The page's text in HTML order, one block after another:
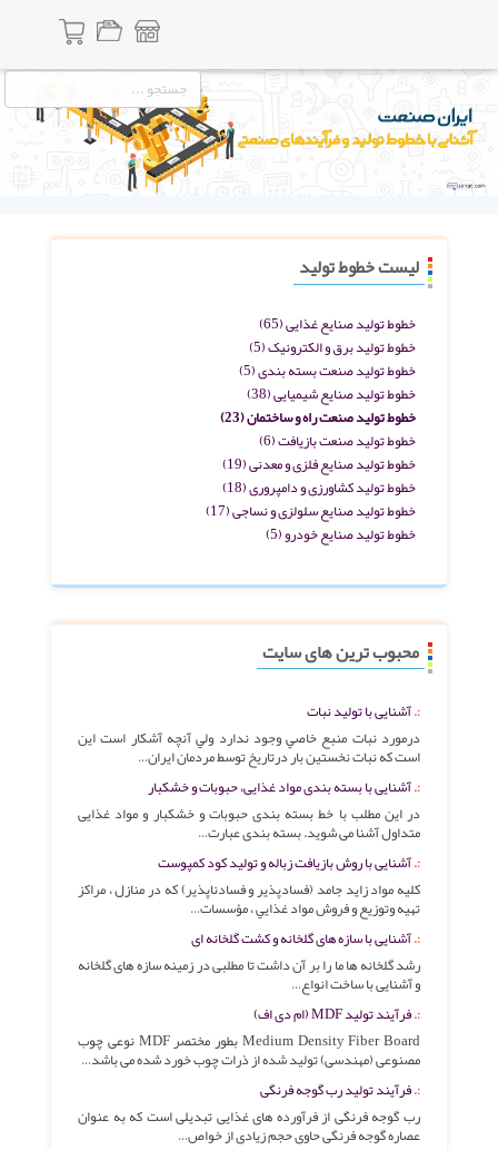
لیست خطوط تولید
خطوط تولید صنایع غذایی(65)
خطوط تولید برق و الکترونیک(5)
خطوط تولید صنعت بسته بندی(5)
خطوط تولید صنایع شیمیایی(38)
خطوط تولید صنعت راه و ساختمان(23)
خطوط تولید صنعت بازیافت(6)
خطوط تولید صنایع فلزی و معدنی(19)
خطوط تولید کشاورزی و دامپروری(18)
خطوط تولید صنایع سلولزی و نساجی(17)
خطوط تولید صنایع خودرو(5)
محبوب ترین های سایت
آشنایی با تولید نبات
درمورد نبات منبع خاصي وجود ندارد ولي آنچه آشکار است اين
است که نبات نخستين بار درتاريخ توسط مردمان ايران…
آشنایی با بسته بندی مواد غذایی، حبوبات و خشکبار
در این مطلب با خط بسته بندی حبوبات و خشکبار و مواد غذایی
متداول آشنا می شوید. بسته بندی عبارت…
آشنایی با روش بازیافت زباله و تولید کود کمپوست
کليه مواد زايد جامد (فسادپذير و فسادناپذير) که در منازل ، مراکز
تهيه وتوزيع و فروش مواد غذايي ، مؤسسات…
آشنایی با سازه های گلخانه و کشت گلخانه ای
رشد گلخانه ها ما را بر آن داشت تا مطلبی در زمینه سازه های گلخانه
و آشنایی با ساخت انواع…
فرآیند تولید MDF (ام دی اف)
Medium Density Fiber Board بطور مختصر MDF نوعی چوب
مصنوعی (مهندسی) تولید شده از ذرات چوب خورد شده می باشد…
فرآیند تولید رب گوجه فرنگی
رب گوجه فرنگی از فرآورده های غذایی تبدیلی است که به عنوان
عصاره گوجه فرنگی حاوی حجم زیادی از خواص…